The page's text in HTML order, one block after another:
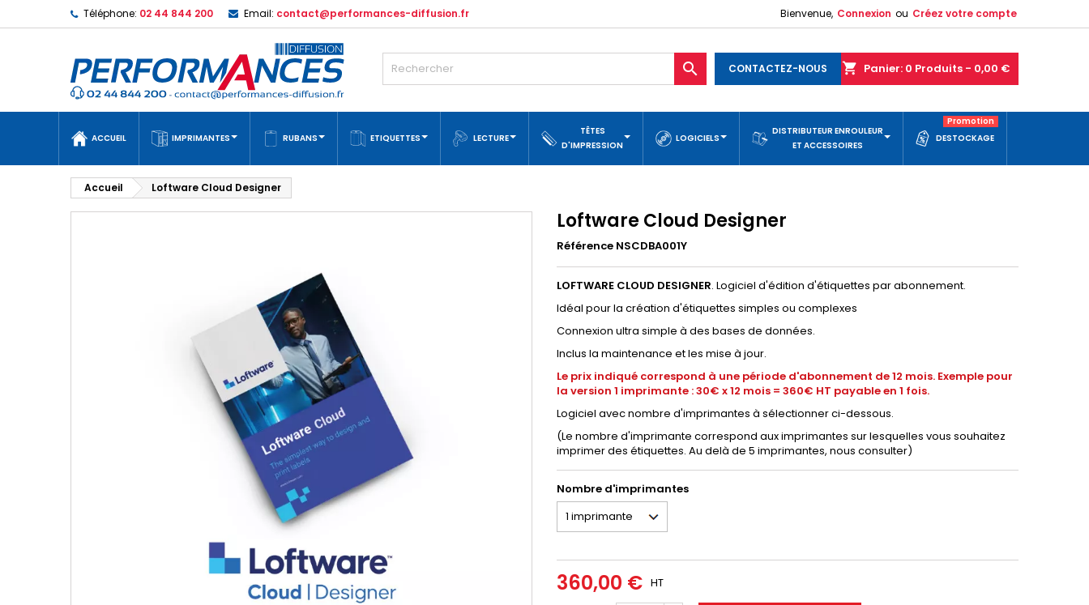
Téléphone: 02 44 844 200 Email: contact@performances-diffusion.fr Bienvenue, Connexion ou Créez votre compte
shopping_cart Panier: 0 Produits - 0,00 €
CONTACTEZ-NOUS

ACCUEIL IMPRIMANTES RUBANS ETIQUETTES LECTURE
TÊTES
D'IMPRESSION
LOGICIELS
DISTRIBUTEUR ENROULEUR
ET ACCESSOIRES
DESTOCKAGE
Promotion
Accueil Loftware Cloud Designer
Loftware Cloud Designer
Référence NSCDBA001Y
LOFTWARE CLOUD DESIGNER. Logiciel d'édition d'étiquettes par abonnement.
Idéal pour la création d'étiquettes simples ou complexes
Connexion ultra simple à des bases de données.
Inclus la maintenance et les mise à jour.
Le prix indiqué correspond à une période d'abonnement de 12 mois. Exemple pour
la version 1 imprimante : 30€ x 12 mois = 360€ HT payable en 1 fois.
Logiciel avec nombre d'imprimantes à sélectionner ci-dessous.
(Le nombre d'imprimante correspond aux imprimantes sur lesquelles vous souhaitez
imprimer des étiquettes. Au delà de 5 imprimantes, nous consulter)
Nombre d'imprimantes
360,00 € HT